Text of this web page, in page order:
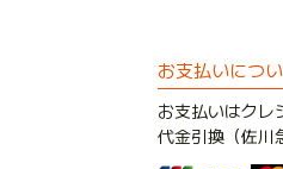
お支払いにつ
お支払いはクレ
代金引換（佐川